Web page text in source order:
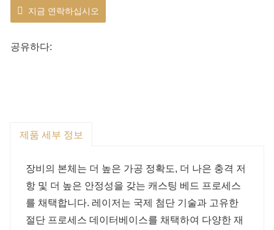
지금 연락하십시오
공유하다:
제품 세부 정보
장비의 본체는 더 높은 가공 정확도, 더 나은 충격 저
항 및 더 높은 안정성을 갖는 캐스팅 베드 프로세스
를 채택합니다. 레이저는 국제 첨단 기술과 고유한
절단 프로세스 데이터베이스를 채택하여 다양한 재